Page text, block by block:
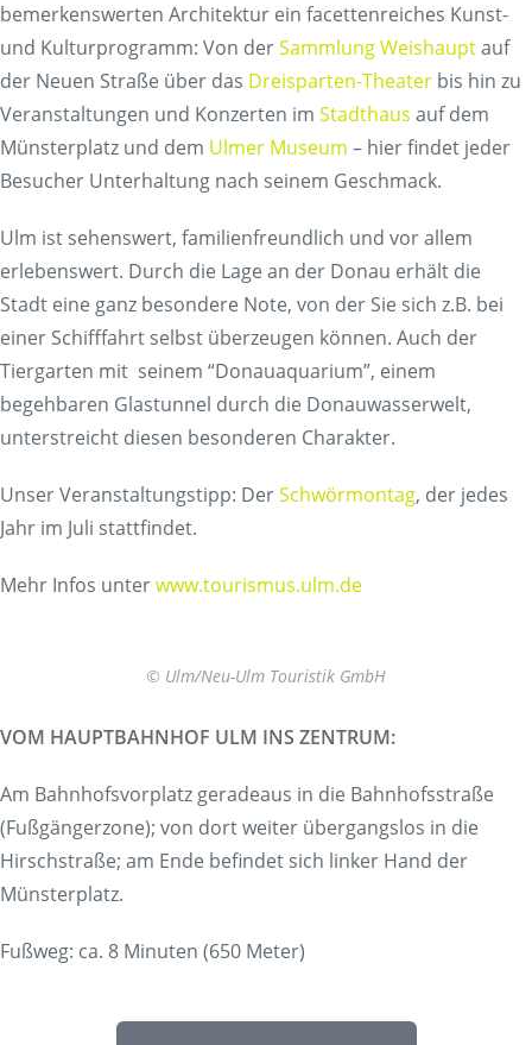
bemerkenswerten Architektur ein facettenreiches Kunst-
und Kulturprogramm: Von derSammlung Weishauptauf
der Neuen Straße über das Dreisparten-Theater bis hin zu
Veranstaltungen und Konzerten im Stadthaus auf dem
Münsterplatz und dem Ulmer Museum – hier findet jeder
Besucher Unterhaltung nach seinem Geschmack.
Ulm ist sehenswert, familienfreundlich und vor allem
erlebenswert. Durch die Lage an der Donau erhält die
Stadt eine ganz besondere Note, von der Sie sich z.B. bei
einer Schifffahrt selbst überzeugen können. Auch der
Tiergarten mit seinem “Donauaquarium”, einem
begehbaren Glastunnel durch die Donauwasserwelt,
unterstreicht diesen besonderen Charakter.
Unser Veranstaltungstipp: DerSchwörmontag, der jedes
Jahr im Juli stattfindet.
Mehr Infos unterwww.tourismus.ulm.de
© Ulm/Neu-Ulm Touristik GmbH
VOM HAUPTBAHNHOF ULM INS ZENTRUM:
Am Bahnhofsvorplatz geradeaus in die Bahnhofsstraße
(Fußgängerzone); von dort weiter übergangslos in die
Hirschstraße; am Ende befindet sich linker Hand der
Münsterplatz.
Fußweg: ca. 8 Minuten (650 Meter)